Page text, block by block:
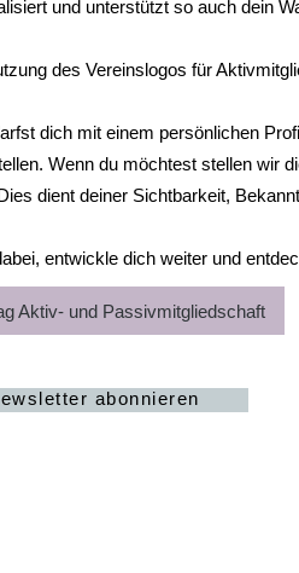
und unterstützt so auch dein
des Vereinslogos für
dich mit einem persönlichen
Wenn du möchtest stellen wir
dient deiner Sichtbarkeit,
entwickle dich weiter und
Aktiv- und Passivmitgliedschaft
abonnieren